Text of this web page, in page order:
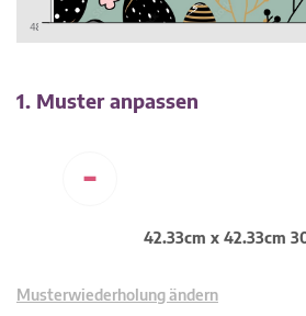
1. Muster anpassen
-
42.33cm x 42.33cm
Musterwiederholung ändern